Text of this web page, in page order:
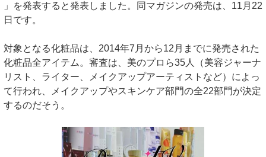
」を発表すると発表しました。同マガジンの発売は、11月22
日です。
対象となる化粧品は、2014年7月から12月までに発売された
化粧品全アイテム。審査は、美のプロら35人（美容ジャーナ
リスト、ライター、メイクアップアーティストなど）によっ
て行われ、メイクアップやスキンケア部門の全22部門が決定
するのだそう。